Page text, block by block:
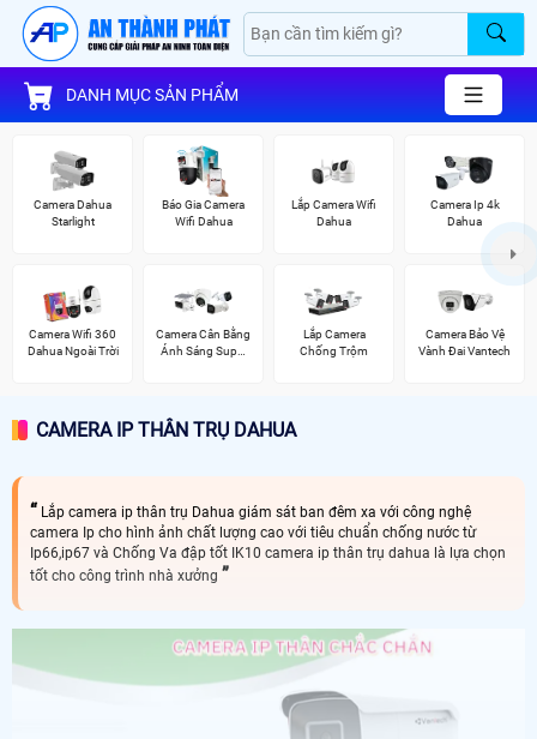
DANH MỤC SẢN PHẨM
Camera Dahua
Starlight
Báo Gia Camera
Wifi Dahua
Lắp Camera Wifi
Dahua
Camera Ip 4k
Dahua
Camera Wifi 360
Dahua Ngoài Trời
Camera Cân Bằng
Ánh Sáng Super
Lắp Camera
Chống Trộm
Camera Bảo Vệ
Vành Đai Vantech
CAMERA IP THÂN TRỤ DAHUA
Lắp camera ip thân trụ Dahua giám sát ban đêm xa với công nghệ
camera Ip cho hình ảnh chất lượng cao với tiêu chuẩn chống nước từ
Ip66,ip67 và Chống Va đập tốt IK10 camera ip thân trụ dahua là lựa chọn
tốt cho công trình nhà xưởng